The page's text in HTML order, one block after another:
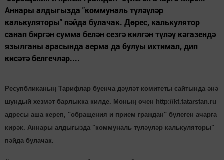
Аннары алдыгызда "коммуналь түләүләр
калькуляторы" пәйда булачак. Дөрес, калькулятор
санап биргән сумма белән сезгә килгән түләү кәгазендә
язылганы арасында аерма да булуы ихтимал, дип
кисәтә белгечләр....
Ресупбликаның Тарифлар буенча дәүләт комитеты сайтында әнә
шундый хезмәт барлыкка килде. Моның өчен http://kt.tatarstan.ru
адресы аша кереп, "обращения и прием граждан" бүлеген ачарга
кирәк. Аннары алдыгызда "коммуналь түләүләр калькуляторы"
пәйда булачак.